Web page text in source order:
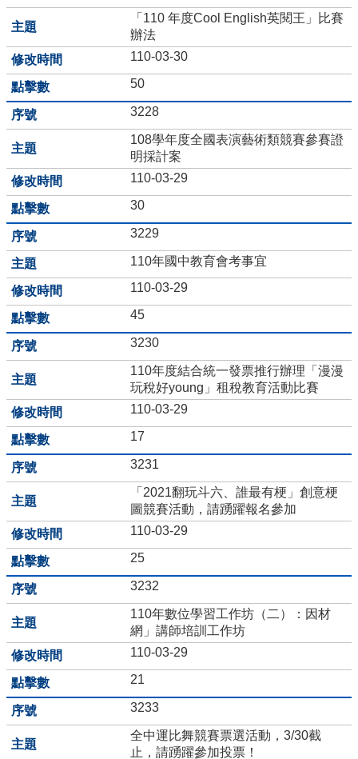
翰
林
雲
端
學
院
課
程
平
國
三
升
學
資
訊
特
教
資
源
分
區
學
務
處
開
資
訊
數
位
學
生
斗
國
母
語
日
專
「110 年度Cool English英閱王」比賽
辦法
110-03-30
50
3228
108學年度全國表演藝術類競賽參賽證
明採計案
110-03-29
30
3229
110年國中教育會考事宜
110-03-29
45
3230
110年度結合統一發票推行辦理「漫漫
玩稅好young」租稅教育活動比賽
110-03-29
17
3231
「2021翻玩斗六、誰最有梗」創意梗
圖競賽活動，請踴躍報名參加
110-03-29
25
3232
110年數位學習工作坊（二）：因材
網」講師培訓工作坊
110-03-29
21
3233
全中運比舞競賽票選活動，3/30截
止，請踴躍參加投票！